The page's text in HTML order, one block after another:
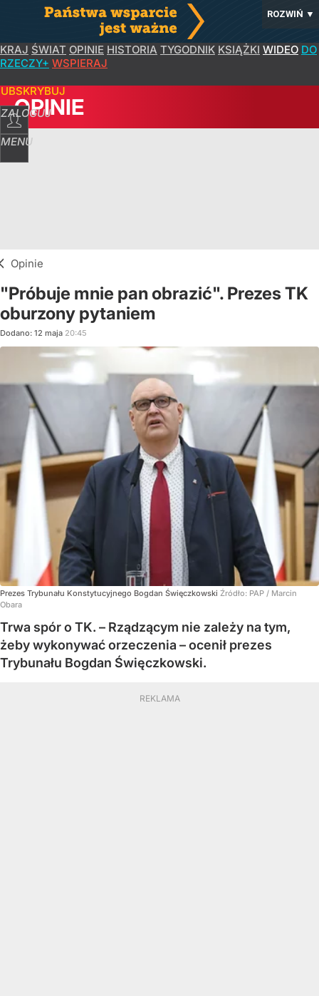
ROZWIŃ ▼
KRAJ ŚWIAT OPINIE HISTORIA TYGODNIK KSIĄŻKI WIDEO DO
RZECZY+ WSPIERAJ
ZALOGUJ
MENU
OPINIE
Opinie
"Próbuje mnie pan obrazić". Prezes TK
oburzony pytaniem
Dodano: 12 maja 20:45
Prezes Trybunału Konstytucyjnego Bogdan Święczkowski Źródło: PAP / Marcin
Obara
Trwa spór o TK. – Rządzącym nie zależy na tym,
żeby wykonywać orzeczenia – ocenił prezes
Trybunału Bogdan Święczkowski.